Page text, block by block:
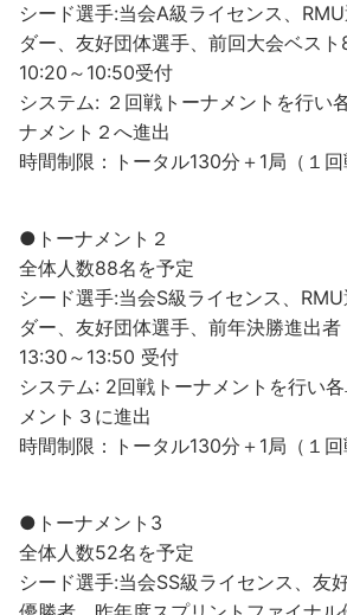
シード選手:当会A級ライセンス、
ダー、友好団体選手、前回大会ベス
10:20～10:50受付
システム: ２回戦トーナメントを行い
ナメント２へ進出
時間制限：トータル130分＋1局（１回
●トーナメント２
全体人数88名を予定
シード選手:当会S級ライセンス、
ダー、友好団体選手、前年決勝進出者
13:30～13:50 受付
システム: 2回戦トーナメントを行い
メント３に進出
時間制限：トータル130分＋1局（１回
●トーナメント3
全体人数52名を予定
シード選手:当会SS級ライセンス、友